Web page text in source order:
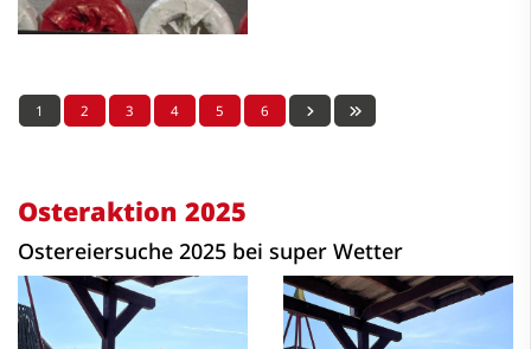
1 2 3 4 5 6
Osteraktion 2025
Ostereiersuche 2025 bei super Wetter